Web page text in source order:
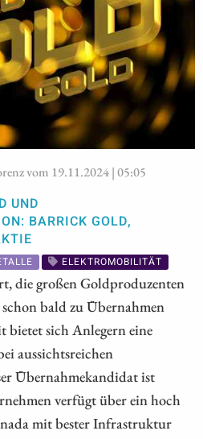
vom 19.11.2024 | 05:05
UND
BARRICK GOLD,
ELEKTROMOBILITÄT
die großen Goldproduzenten
bald zu Übernahmen
bietet sich Anlegern eine
aussichtsreichen
Übernahmekandidat ist
verfügt über ein hoch
mit bester Infrastruktur